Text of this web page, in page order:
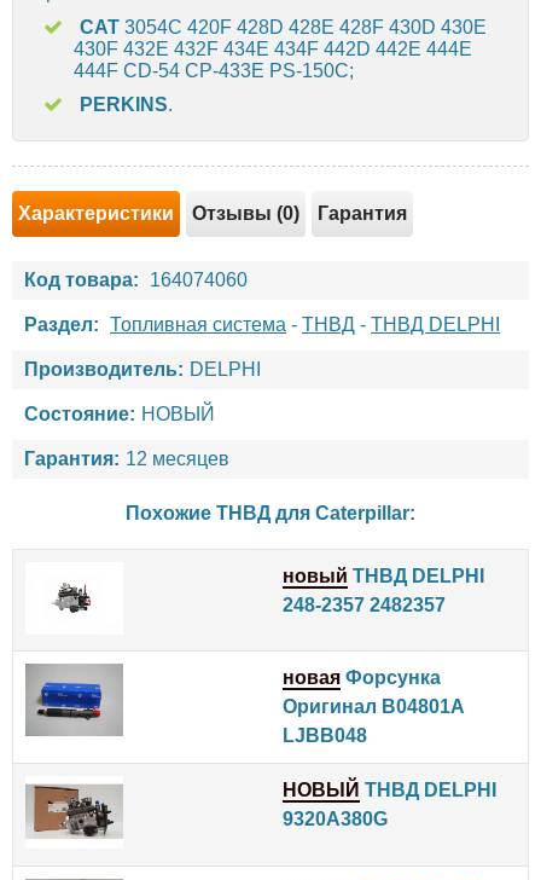
CAT 3054C 420F 428D 428E 428F 430D 430E
430F 432E 432F 434E 434F 442D 442E 444E
444F CD-54 CP-433E PS-150C;
PERKINS.
Характеристики Отзывы (0) Гарантия
Код товара: 164074060
Раздел: Топливная система - ТНВД - ТНВД DELPHI
Производитель: DELPHI
Состояние: НОВЫЙ
Гарантия: 12 месяцев
Похожие ТНВД для Caterpillar:
новый ТНВД DELPHI
248-2357 2482357
новая Форсунка
Оригинал B04801A
LJBB048
НОВЫЙ ТНВД DELPHI
9320A380G